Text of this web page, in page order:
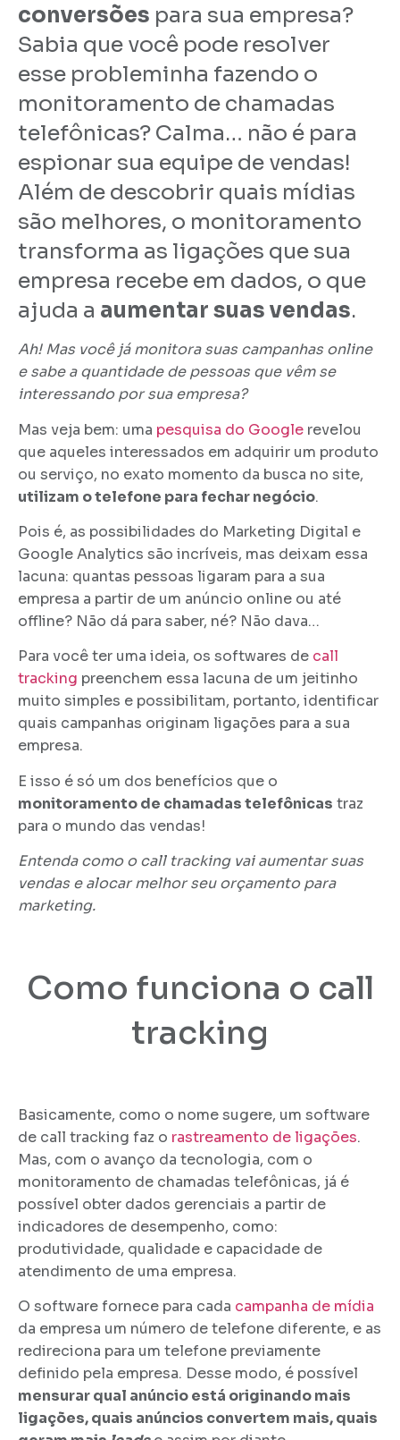
conversões para sua empresa?
Sabia que você pode resolver
esse probleminha fazendo o
monitoramento de chamadas
telefônicas? Calma… não é para
espionar sua equipe de vendas!
Além de descobrir quais mídias
são melhores, o monitoramento
transforma as ligações que sua
empresa recebe em dados, o que
ajuda a aumentar suas vendas.
Ah! Mas você já monitora suas campanhas online
e sabe a quantidade de pessoas que vêm se
interessando por sua empresa?
Mas veja bem: uma pesquisa do Google revelou
que aqueles interessados em adquirir um produto
ou serviço, no exato momento da busca no site,
utilizam o telefone para fechar negócio.
Pois é, as possibilidades do Marketing Digital e
Google Analytics são incríveis, mas deixam essa
lacuna: quantas pessoas ligaram para a sua
empresa a partir de um anúncio online ou até
offline? Não dá para saber, né? Não dava…
Para você ter uma ideia, os softwares de call
tracking preenchem essa lacuna de um jeitinho
muito simples e possibilitam, portanto, identificar
quais campanhas originam ligações para a sua
empresa.
E isso é só um dos benefícios que o
monitoramento de chamadas telefônicas traz
para o mundo das vendas!
Entenda como o call tracking vai aumentar suas
vendas e alocar melhor seu orçamento para
marketing.
Como funciona o call
tracking
Basicamente, como o nome sugere, um software
de call tracking faz o rastreamento de ligações.
Mas, com o avanço da tecnologia, com o
monitoramento de chamadas telefônicas, já é
possível obter dados gerenciais a partir de
indicadores de desempenho, como:
produtividade, qualidade e capacidade de
atendimento de uma empresa.
O software fornece para cada campanha de mídia
da empresa um número de telefone diferente, e as
redireciona para um telefone previamente
definido pela empresa. Desse modo, é possível
mensurar qual anúncio está originando mais
ligações, quais anúncios convertem mais, quais